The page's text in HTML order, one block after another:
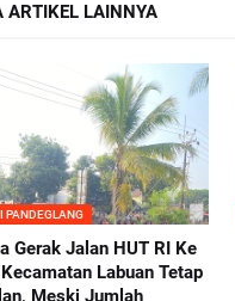
ARTIKEL LAINNYA
PANDEGLANG
Gerak Jalan HUT RI Ke
Labuan Tetap
Meski Jumlah